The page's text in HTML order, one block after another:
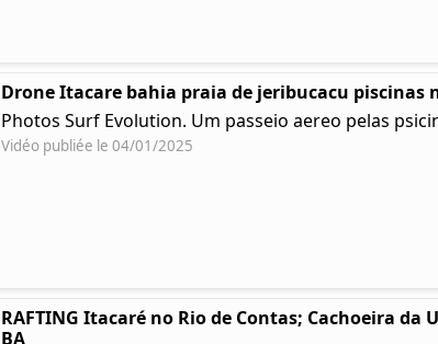
Drone Itacare bahia praia de jeribucacu piscinas
Photos Surf Evolution. Um passeio aereo pelas
Vidéo publiée le 04/01/2025
RAFTING Itacaré no Rio de Contas; Cachoeira
BA